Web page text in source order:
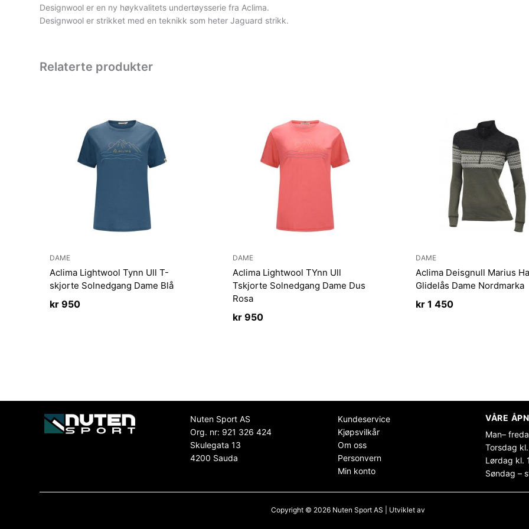
Designwool er en ny høykvalitets undertøysserie fra Aclima.
Designwool er strikket med en teknikk som heter Jaguard strikk.
Relaterte produkter
DAME
Aclima Lightwool Tynn Ull T-
skjorte Solnedgang Dame Blå
kr 950
DAME
Aclima Lightwool TYnn Ull
Tskjorte Solnedgang Dame Dus
Rosa
kr950
DAME
Aclima Deisgnull Marius
Glidelås Dame Nordmarka
kr1 450
Nuten Sport AS
Org. nr: 921 326 424
Skulegata 13
4200 Sauda
Kundeservice
Kjøpsvilkår
Om oss
Personvern
Min konto
VÅRE
Man–
Torsdag
Lørdag kl.
Søndag –
Copyright © 2026 Nuten Sport AS | Utviklet av